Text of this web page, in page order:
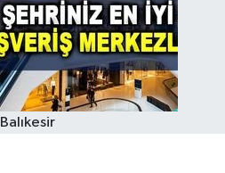
Balıkesir